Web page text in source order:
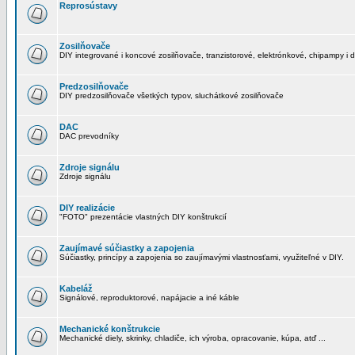
Reprosústavy
Zosilňovače
DIY integrované i koncové zosilňovače, tranzistorové, elektrónkové, chipampy i
Predzosilňovače
DIY predzosilňovače všetkých typov, sluchátkové zosilňovače
DAC
DAC prevodníky
Zdroje signálu
Zdroje signálu
DIY realizácie
"FOTO" prezentácie vlastných DIY konštrukcií
Zaujímavé súčiastky a zapojenia
Súčiastky, princípy a zapojenia so zaujímavými vlastnosťami, využiteľné v DIY.
Kabeláž
Signálové, reproduktorové, napájacie a iné káble
Mechanické konštrukcie
Mechanické diely, skrinky, chladiče, ich výroba, opracovanie, kúpa, atď ...